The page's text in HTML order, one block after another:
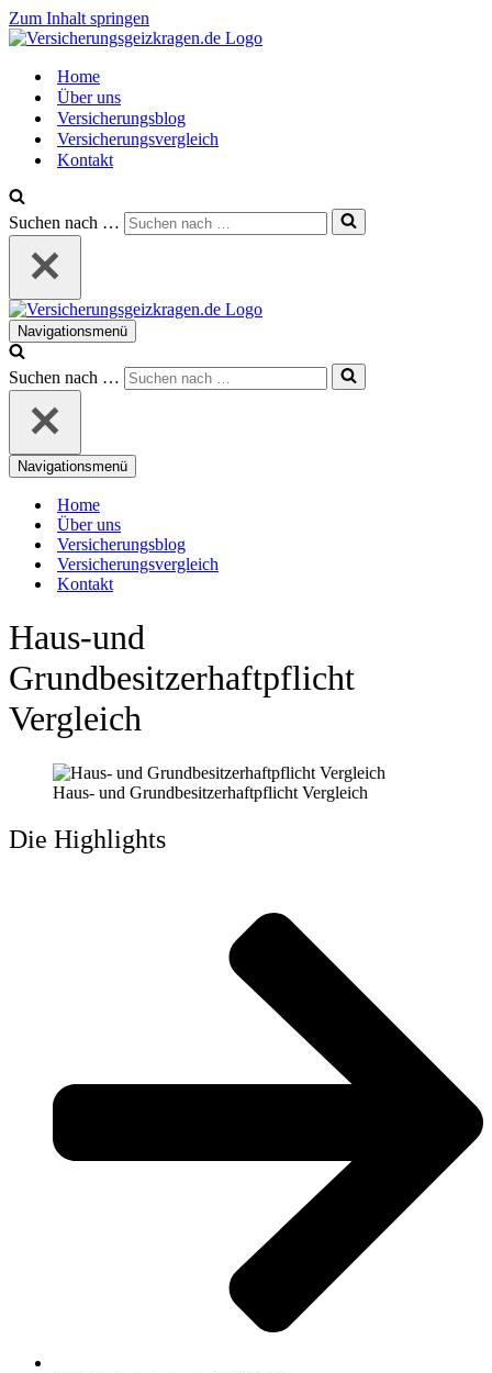
Zum Inhalt springen
Home
Über uns
Versicherungsblog
Versicherungsvergleich
Kontakt
Suchen nach …
Navigationsmenü
Suchen nach …
Navigationsmenü
Home
Über uns
Versicherungsblog
Versicherungsvergleich
Kontakt
Haus-und
Grundbesitzerhaftpflicht
Vergleich
Haus- und Grundbesitzerhaftpflicht Vergleich
Die Highlights